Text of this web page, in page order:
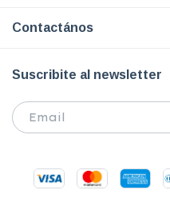
Contactános
Suscribite al newsletter